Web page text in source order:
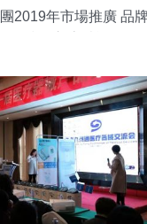
2019年市場推廣 品